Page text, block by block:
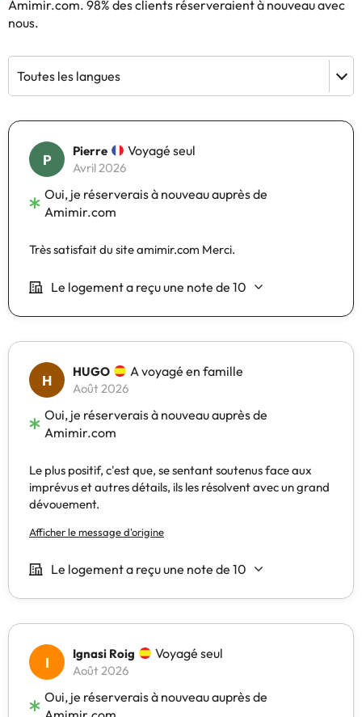
Amimir.com. 98% des clients réserveraient à nouveau avec
nous.